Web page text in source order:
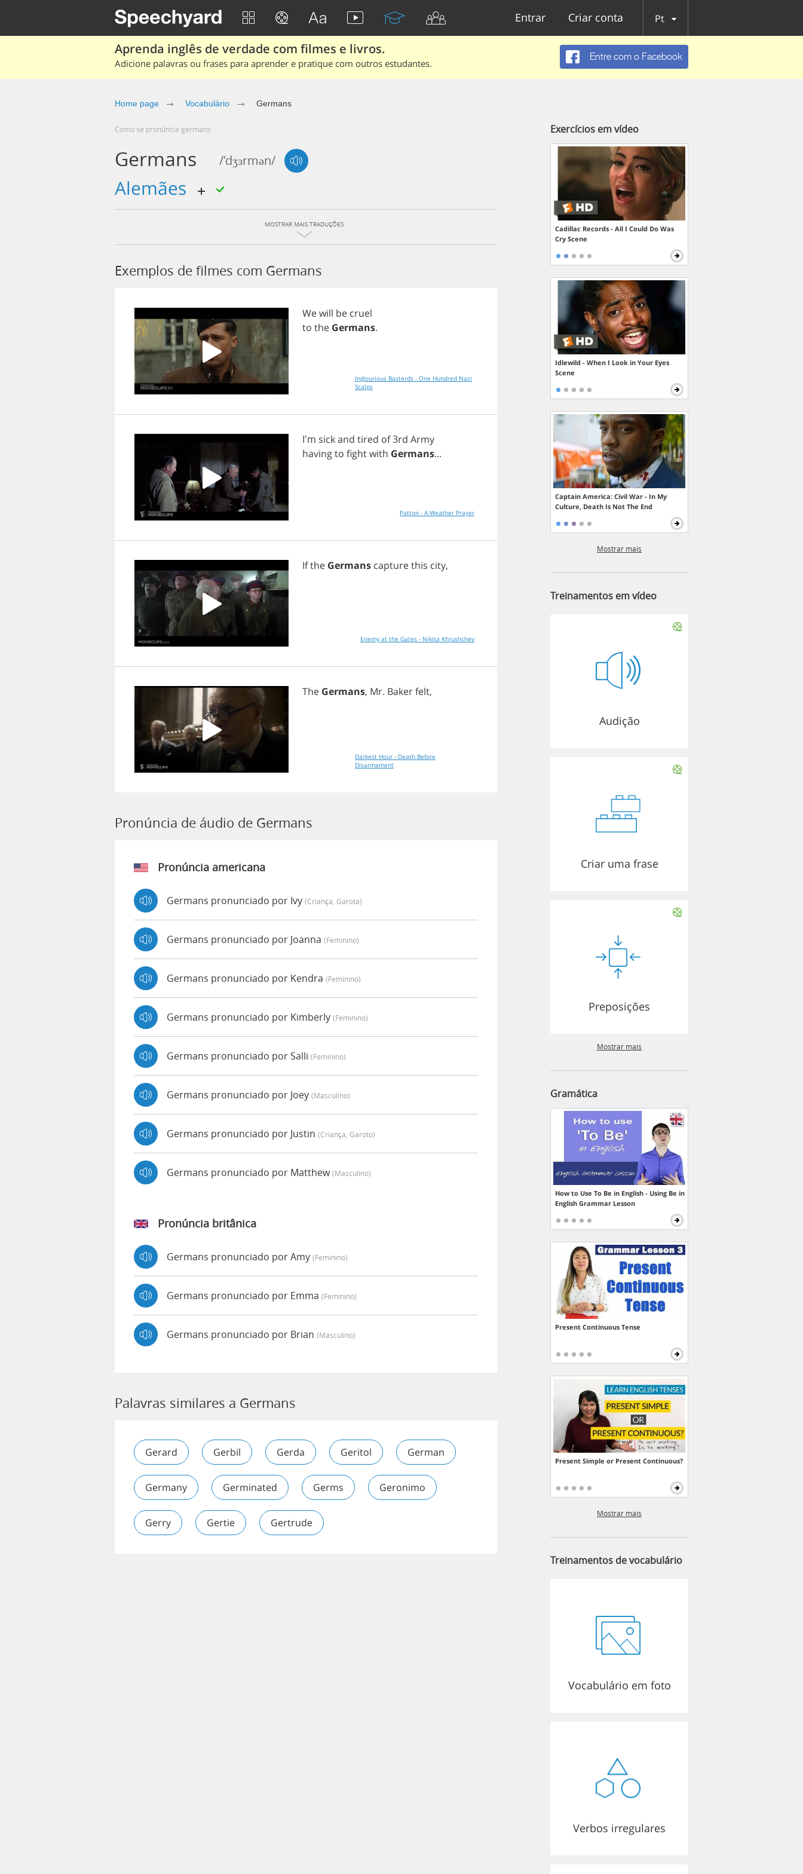
Entrar Criar conta Pt
Aprenda inglês de verdade com filmes e livros.
Adicione palavras ou frases para aprender e pratique com outros estudantes.
Entre com o Facebook
Home page Vocabulário Germans
Como se pronúncia germans
Germans /'dʒɜrmən/
alemães
MOSTRAR MAIS TRADUÇÕES
Exemplos de filmes com Germans
Wewill be cruel
to the Germans.
Inglourious Basterds - One Hundred Nazi
Scalps
I'm sickand tired of3rd Army
havingto fightwith Germans...
Patton - A Weather Prayer
Ifthe Germans capturethis city,
Enemy at the Gates - Nikita Khrushchev
The Germans, Mr. Bakerfelt,
Darkest Hour - Death Before
Disarmament
Pronúncia de áudio de Germans
Pronúncia americana
Germans pronunciado por Ivy (criança, Garota)
Germans pronunciado por Joanna (feminino)
Germans pronunciado por Kendra (feminino)
Germans pronunciado por Kimberly (feminino)
Germans pronunciado por Salli (feminino)
Germans pronunciado por Joey (masculino)
Germans pronunciado por Justin (criança, Garoto)
Germans pronunciado por Matthew(masculino)
Pronúncia britânica
Germans pronunciado por Amy (feminino)
Germans pronunciado por Emma (feminino)
Germans pronunciado por Brian (masculino)
Palavras similares a Germans
Gerard Gerbil Gerda Geritol German
Germany Germinated Germs Geronimo
Gerry Gertie Gertrude
Exercícios em vídeo
Cadillac Records - All I Could Do Was
Cry Scene
Idlewild - When I Look in Your Eyes
Scene
Captain America: Civil War - In My
Culture, Death Is Not The End
Mostrar mais
Treinamentos em vídeo
Audição
Criar uma frase
Preposições
Mostrar mais
Gramática
How to Use To Be in English - Using Be in
English Grammar Lesson
Present Continuous Tense
Present Simple or Present Continuous?
Mostrar mais
Treinamentos de vocabulário
Vocabulário em foto
Verbos irregulares